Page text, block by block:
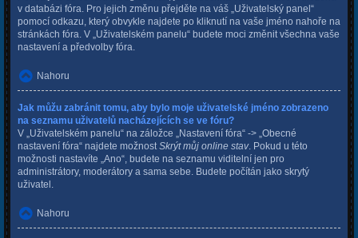
v databázi fóra. Pro jejich změnu přejděte na váš „Uživatelský panel“
pomocí odkazu, který obvykle najdete po kliknutí na vaše jméno nahoře na
stránkách fóra. V „Uživatelském panelu“ budete moci změnit všechna vaše
nastavení a předvolby fóra.
Nahoru
Jak můžu zabránit tomu, aby bylo moje uživatelské jméno zobrazeno
na seznamu uživatelů nacházejících se ve fóru?
V „Uživatelském panelu“ na záložce „Nastavení fóra“ -> „Obecné
nastavení fóra“ najdete možnost Skrýt můj online stav. Pokud u této
možnosti nastavíte „Ano“, budete na seznamu viditelní jen pro
administrátory, moderátory a sama sebe. Budete počítán jako skrytý
uživatel.
Nahoru